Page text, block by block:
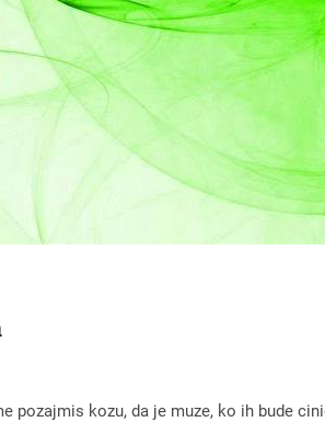
pozajmis kozu, da je muze, ko ih bude